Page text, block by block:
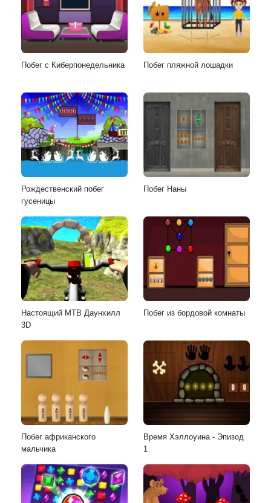
Побег с Киберпонедельника Побег пляжной лошадки
Рождественский побег
гусеницы
Побег Наны
Настоящий MTB Даунхилл
3D
Побег из бордовой комнаты
Побег африканского
мальчика
Время Хэллоуина - Эпизод
1